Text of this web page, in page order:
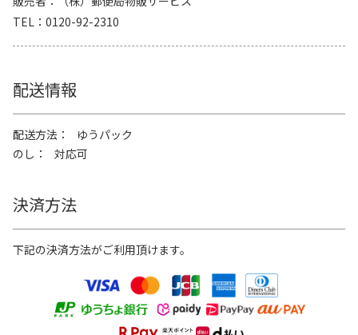
TEL
0120-92-2310
配送情報
配送方法
ゆうパック
のし
対応可
決済方法
下記の決済方法がご利用頂けます。